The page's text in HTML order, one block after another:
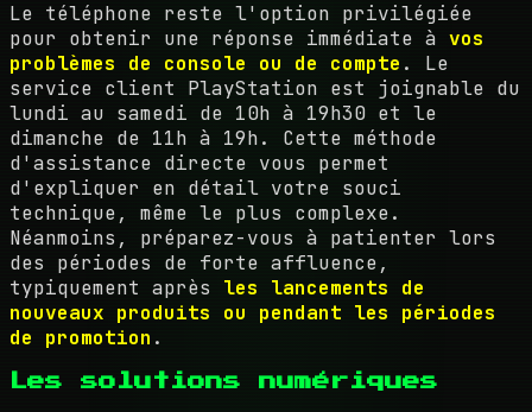
Le téléphone reste l'option privilégiée
pour obtenir une réponse immédiate à vos
problèmes de console ou de compte . Le
service client PlayStation est joignable du
lundi au samedi de 10h à 19h30 et le
dimanche de 11h à 19h. Cette méthode
d'assistance directe vous permet
d'expliquer en détail votre souci
technique, même le plus complexe.
Néanmoins, préparez-vous à patienter lors
des périodes de forte affluence,
typiquement après les lancements de
nouveaux produits ou pendant les périodes
de promotion .
Les solutions numériques